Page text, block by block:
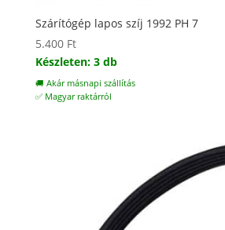
Szárítógép lapos szíj 1992 PH 7
5.400 Ft
Készleten: 3 db
🚚 Akár másnapi szállítás
✅ Magyar raktárról